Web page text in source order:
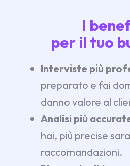
I
per il tuo
Interviste più
preparato e fai
danno valore al
Analisi più
hai, più precise
raccomandazioni.